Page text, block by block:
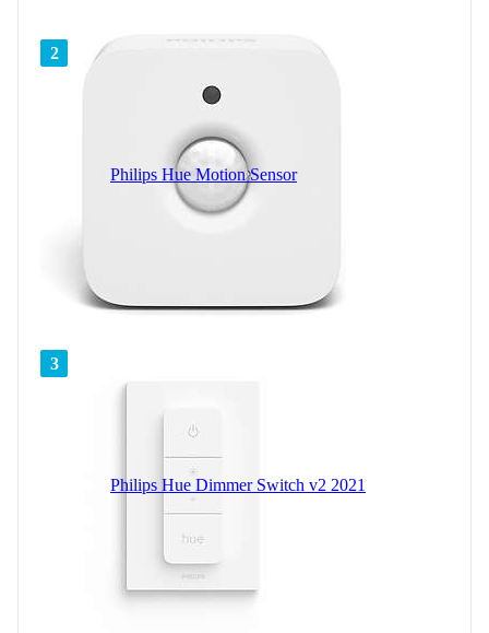
2
Philips Hue Motion Sensor
3
Philips Hue Dimmer Switch v2 2021